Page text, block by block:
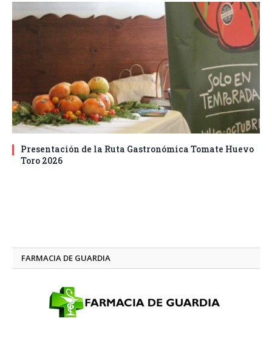
Presentación de la Ruta Gastronómica Tomate Huevo
Toro 2026
FARMACIA DE GUARDIA